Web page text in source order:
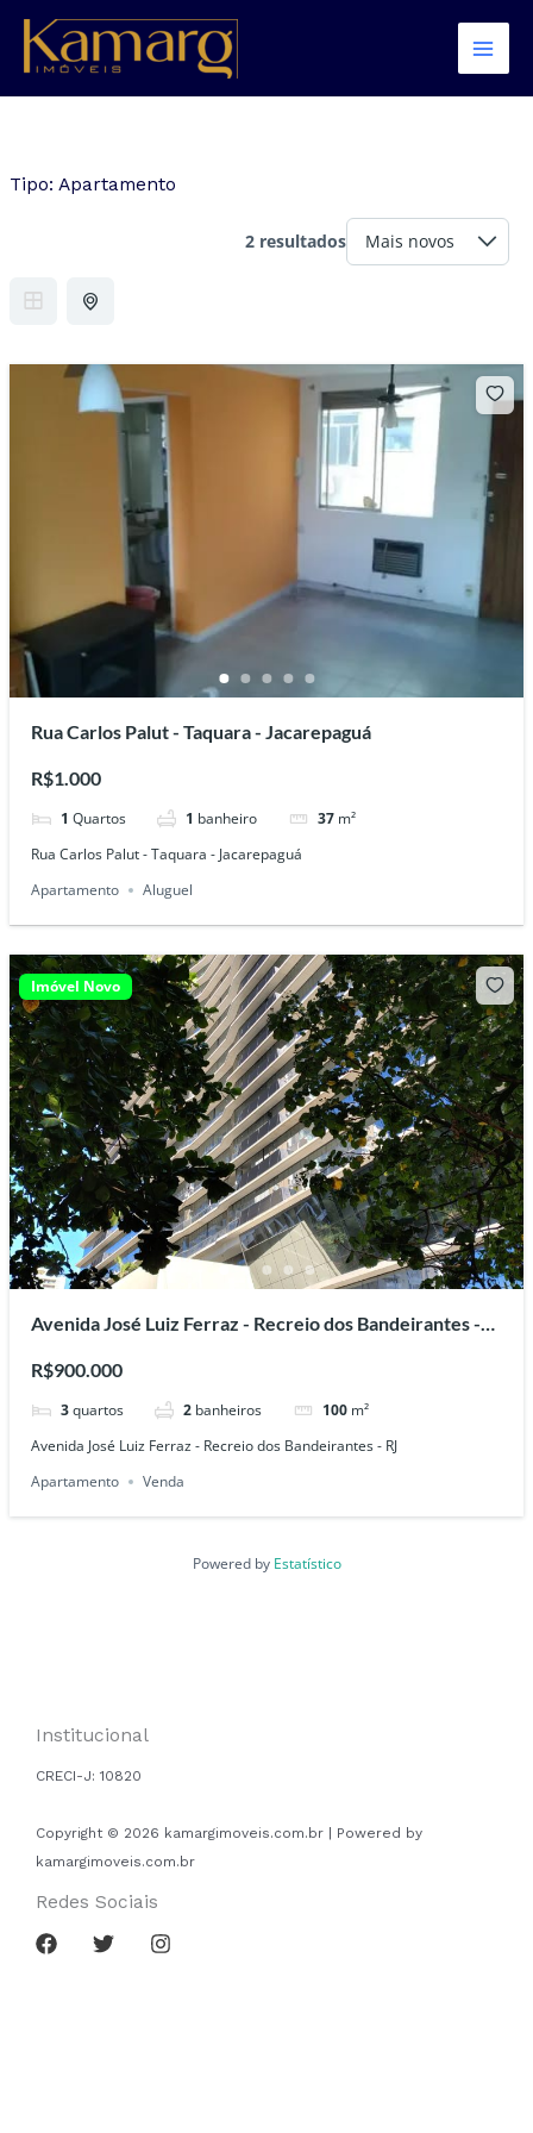
para
conteúdo
Tipo:Apartamento
2 resultados
Rua Carlos Palut - Taquara - Jacarepaguá
R$1.000
1 Quartos 1 banheiro 37 m²
Rua Carlos Palut - Taquara - Jacarepaguá
Apartamento
Aluguel
Imóvel Novo
Avenida José Luiz Ferraz - Recreio dos Bandeirantes -
R$900.000
3 quartos 2 banheiros 100 m²
Avenida José Luiz Ferraz - Recreio dos Bandeirantes - RJ
Apartamento
Venda
Powered by Estatístico
Institucional
CRECI-J: 10820
Copyright © 2026 kamargimoveis.com.br | Powered by
kamargimoveis.com.br
Redes Sociais